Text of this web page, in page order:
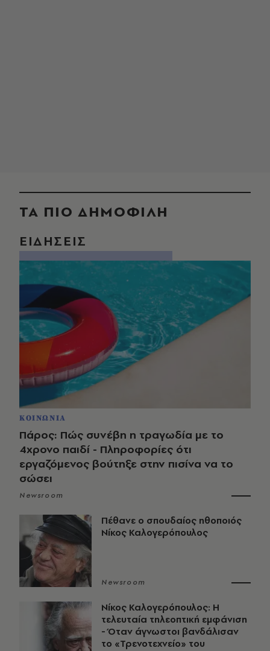
ΤΑ ΠΙΟ ΔΗΜΟΦΙΛΗ
ΕΙΔΗΣΕΙΣ
ΚΟΙΝΩΝΙΑ
Πάρος: Πώς συνέβη η τραγωδία με το
4χρονο παιδί - Πληροφορίες ότι
εργαζόμενος βούτηξε στην πισίνα να το
σώσει
Newsroom
Πέθανε ο σπουδαίος ηθοποιός
Νίκος Καλογερόπουλος
Newsroom
Νίκος Καλογερόπουλος: Η
τελευταία τηλεοπτική εμφάνιση
- Όταν άγνωστοι βανδάλισαν
το «Τρενοτεχνείο» του